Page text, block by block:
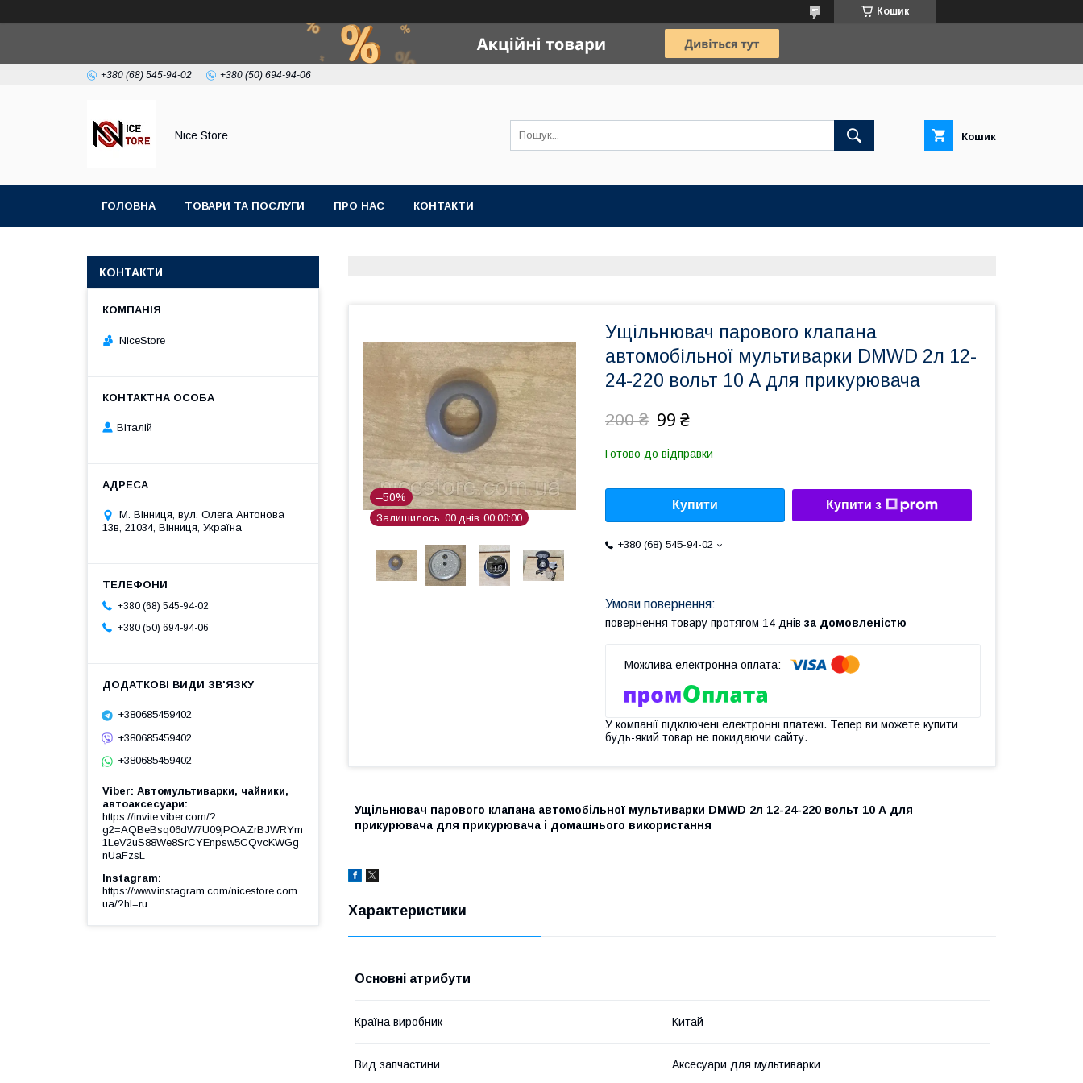
Кошик
+380 (68) 545-94-02 +380 (50) 694-94-06
Nice Store Кошик
ГОЛОВНА ТОВАРИ ТА ПОСЛУГИ ПРО НАС КОНТАКТИ
–50%
Залишилось 00 днів 00 00 00
Ущільнювач парового клапана
автомобільної мультиварки DMWD 2л 12-
24-220 вольт 10 А для прикурювача
200 ₴ 99 ₴
Готово до відправки
Купити Купити з
+380 (68) 545-94-02
повернення товару протягом 14 днів за домовленістю
У компанії підключені електронні платежі. Тепер ви можете купити
будь-який товар не покидаючи сайту.
Ущільнювач парового клапана автомобільної мультиварки DMWD 2л 12-24-220 вольт 10 А для
прикурювача для прикурювача і домашнього використання
Характеристики
Основні атрибути
Країна виробник Китай
Вид запчастини Аксесуари для мультиварки
КОНТАКТИ
NiceStore
Віталій
М. Вінниця, вул. Олега Антонова
13в, 21034, Вінниця, Україна
+380 (68) 545-94-02
+380 (50) 694-94-06
+380685459402
+380685459402
+380685459402
Viber: Автомультиварки, чайники,
автоаксесуари
https://invite.viber.com/?
g2=AQBeBsq06dW7U09jPOAZrBJWRYm
1LeV2uS88We8SrCYEnpsw5CQvcKWGg
nUaFzsL
Instagram
https://www.instagram.com/nicestore.com.
ua/?hl=ru